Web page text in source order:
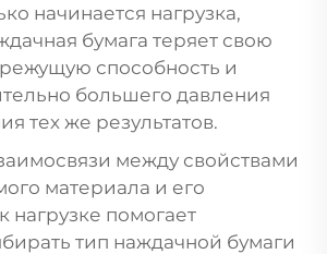
начинается нагрузка,
бумага теряет свою
способность и
большего давления
тех же результатов.
между свойствами
материала и его
нагрузке помогает
тип наждачной бумаги